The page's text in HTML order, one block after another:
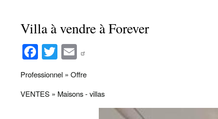
Villa à vendre à Forever
Fa
ce
bo
ok
T
wi
tte
r
E
ail
Professionnel » Offre
VENTES » Maisons - villas